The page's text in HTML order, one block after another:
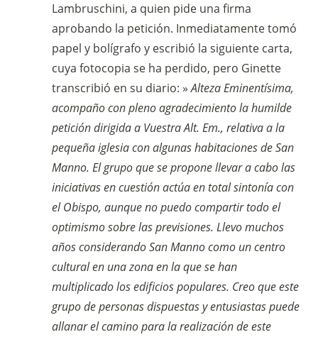
Lambruschini, a quien pide una firma
aprobando la petición. Inmediatamente tomó
papel y bolígrafo y escribió la siguiente carta,
cuya fotocopia se ha perdido, pero Ginette
transcribió en su diario: »Alteza Eminentísima,
acompaño con pleno agradecimiento la humilde
petición dirigida a Vuestra Alt. Em., relativa a la
pequeña iglesia con algunas habitaciones de San
Manno. El grupo que se propone llevar a cabo las
iniciativas en cuestión actúa en total sintonía con
el Obispo, aunque no puedo compartir todo el
optimismo sobre las previsiones. Llevo muchos
años considerando San Manno como un centro
cultural en una zona en la que se han
multiplicado los edificios populares. Creo que este
grupo de personas dispuestas y entusiastas puede
allanar el camino para la realización de este